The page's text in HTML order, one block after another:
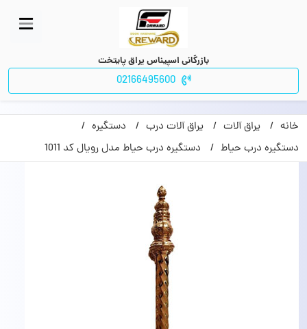
بازرگانی اسپیناس یراق پایتخت
02166495600
خانه یراق آلات یراق آلات درب
دستگیره
دستگیره درب حیاط
دستگیره درب حیاط مدل رویال کد 1011